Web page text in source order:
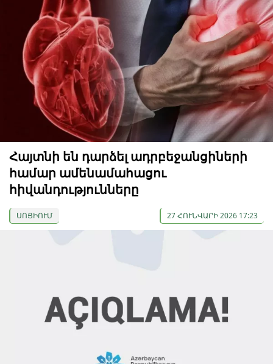
Հայտնի են դարձել ադրբեջանցիների
համար ամենամահացու
հիվանդությունները
ՍՈՑԻՈՒՄ 27 ՀՈՒՆՎԱՐԻ 2026 17:23